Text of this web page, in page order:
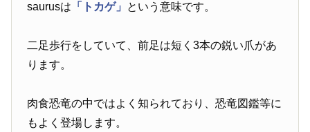
saurusは 「トカゲ」 という意味です。
二足歩行をしていて、前足は短く3本の鋭い爪があ
ります。
肉食恐竜の中ではよく知られており、恐竜図鑑等に
もよく登場します。